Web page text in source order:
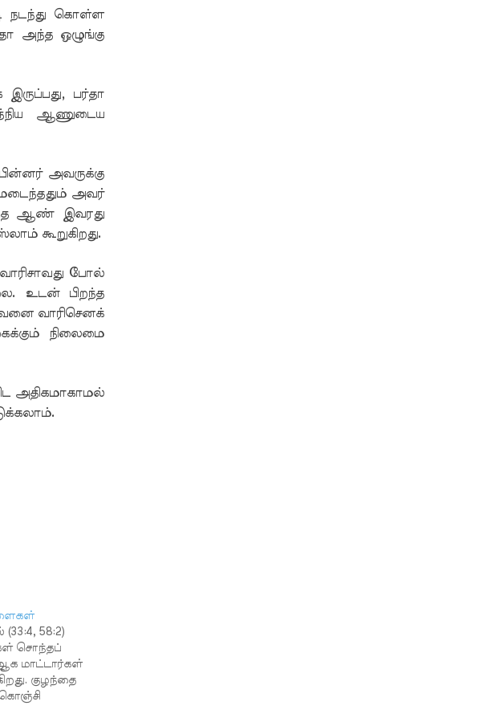
நடந்து கொள்ள
அந்த ஒழுங்கு
பர்தா
ஆணுடைய
அவருக்கு
அவர்
ஆண் இவரது
கூறுகிறது.
போல்
உடன் பிறந்த
வாரிசெனக்
நிலைமை
அதிகமாகாமல்
58:2)
சொந்தப்
மாட்டார்கள்
குழந்தை
குழந்தையை